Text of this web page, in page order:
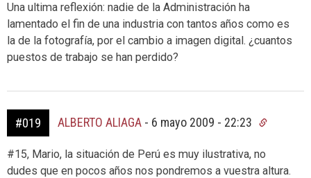
Una ultima reflexión: nadie de la Administración ha
lamentado el fin de una industria con tantos años como es
la de la fotografía, por el cambio a imagen digital. ¿cuantos
puestos de trabajo se han perdido?
#019 ALBERTO ALIAGA - 6 mayo 2009 - 22:23
#15, Mario, la situación de Perú es muy ilustrativa, no
dudes que en pocos años nos pondremos a vuestra altura.